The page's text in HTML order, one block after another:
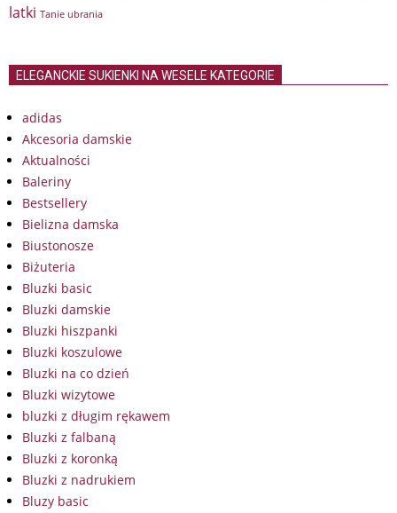
latki Tanie ubrania
ELEGANCKIE SUKIENKI NA WESELE KATEGORIE
adidas
Akcesoria damskie
Aktualności
Baleriny
Bestsellery
Bielizna damska
Biustonosze
Biżuteria
Bluzki basic
Bluzki damskie
Bluzki hiszpanki
Bluzki koszulowe
Bluzki na co dzień
Bluzki wizytowe
bluzki z długim rękawem
Bluzki z falbaną
Bluzki z koronką
Bluzki z nadrukiem
Bluzy basic